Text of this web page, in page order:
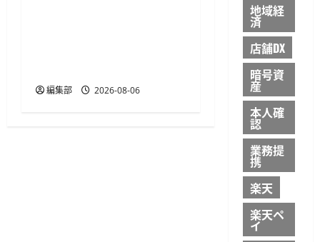
編集部 2026-08-06
地域経
済
店舗DX
暗号資
産
本人確
認
業務提
携
楽天
楽天ペ
イ